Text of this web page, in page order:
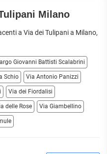
Milano
a Via dei Tulipani a Milano,
Giovanni Battisti Scalabrini
Schio Via Antonio Panizzi
Via dei Fiordalisi
delle Rose Via Giambellino